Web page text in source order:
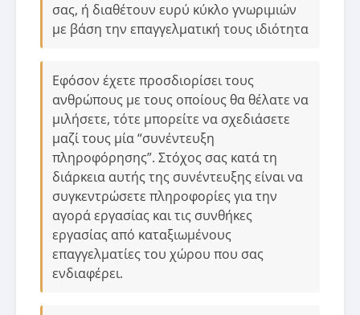
σας, ή διαθέτουν ευρύ κύκλο γνωριμιών
με βάση την επαγγελματική τους ιδιότητα
Εφόσον έχετε προσδιορίσει τους
ανθρώπους με τους οποίους θα θέλατε να
μιλήσετε, τότε μπορείτε να σχεδιάσετε
μαζί τους μία “συνέντευξη
πληροφόρησης”. Στόχος σας κατά τη
διάρκεια αυτής της συνέντευξης είναι να
συγκεντρώσετε πληροφορίες για την
αγορά εργασίας και τις συνθήκες
εργασίας από καταξιωμένους
επαγγελματίες του χώρου που σας
ενδιαφέρει.